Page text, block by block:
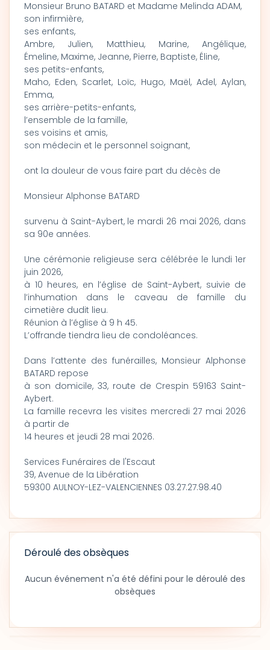
Monsieur Bruno BATARD et Madame Melinda ADAM,
son infirmière,
ses enfants,
Ambre, Julien, Matthieu, Marine, Angélique,
Émeline, Maxime, Jeanne, Pierre, Baptiste, Éline,
ses petits-enfants,
Maho, Eden, Scarlet, Loïc, Hugo, Maël, Adel, Aylan,
Emma,
ses arrière-petits-enfants,
l’ensemble de la famille,
ses voisins et amis,
son médecin et le personnel soignant,
ont la douleur de vous faire part du décès de
Monsieur Alphonse BATARD
survenu à Saint-Aybert, le mardi 26 mai 2026, dans
sa 90e années.
Une cérémonie religieuse sera célébrée le lundi 1er
juin 2026,
à 10 heures, en l’église de Saint-Aybert, suivie de
l’inhumation dans le caveau de famille du
cimetière dudit lieu.
Réunion à l’église à 9 h 45.
L’offrande tiendra lieu de condoléances.
Dans l’attente des funérailles, Monsieur Alphonse
BATARD repose
à son domicile, 33, route de Crespin 59163 Saint-
Aybert.
La famille recevra les visites mercredi 27 mai 2026
à partir de
14 heures et jeudi 28 mai 2026.
Services Funéraires de l'Escaut
39, Avenue de la Libération
59300 AULNOY-LEZ-VALENCIENNES 03.27.27.98.40
Déroulé des obsèques
Aucun événement n'a été défini pour le déroulé des
obsèques